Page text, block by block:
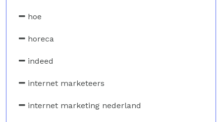
hoe
horeca
indeed
internet marketeers
internet marketing nederland